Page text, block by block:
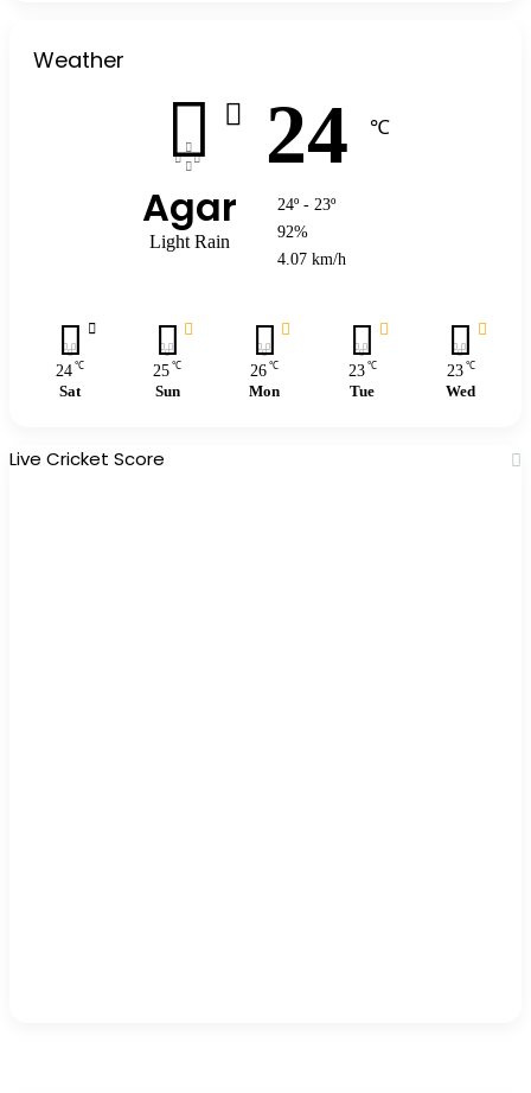
Weather
Agar
Light Rain
24 ℃
24º - 23º
92%
4.07 km/h
24 ℃
Sat
25 ℃
Sun
26 ℃
Mon
23 ℃
Tue
23 ℃
Wed
Live Cricket Score